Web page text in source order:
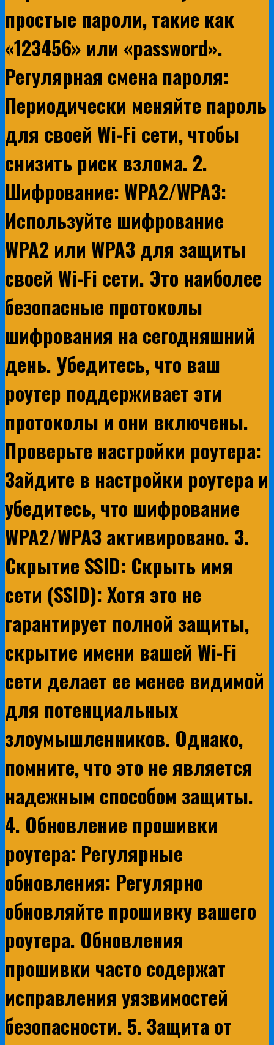
простые пароли, такие как
«123456» или «password».
Регулярная смена пароля:
Периодически меняйте пароль
для своей Wi-Fi сети, чтобы
снизить риск взлома. 2.
Шифрование: WPA2/WPA3:
Используйте шифрование
WPA2 или WPA3 для защиты
своей Wi-Fi сети. Это наиболее
безопасные протоколы
шифрования на сегодняшний
день. Убедитесь, что ваш
роутер поддерживает эти
протоколы и они включены.
Проверьте настройки роутера:
Зайдите в настройки роутера и
убедитесь, что шифрование
WPA2/WPA3 активировано. 3.
Скрытие SSID: Скрыть имя
сети (SSID): Хотя это не
гарантирует полной защиты,
скрытие имени вашей Wi-Fi
сети делает ее менее видимой
для потенциальных
злоумышленников. Однако,
помните, что это не является
надежным способом защиты.
4. Обновление прошивки
роутера: Регулярные
обновления: Регулярно
обновляйте прошивку вашего
роутера. Обновления
прошивки часто содержат
исправления уязвимостей
безопасности. 5. Защита от